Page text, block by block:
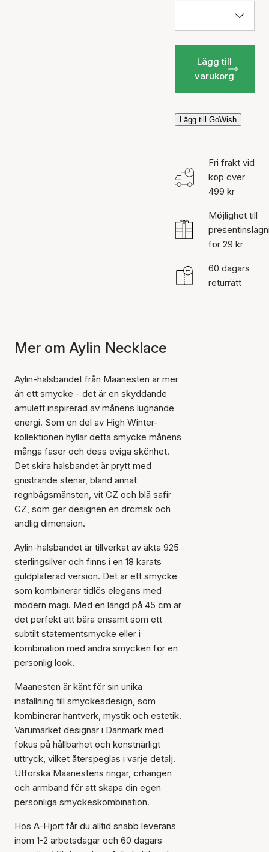
Lägg till
varukorg
Lägg till GoWish
Artikeln har lagts till i
Fri frakt vid
köp över
499 kr
Möjlighet till
för 29 kr
60 dagars
returrätt
Mer om Aylin Necklace
Aylin-halsbandet från Maanesten är mer
än ett smycke - det är en skyddande
amulett inspirerad av månens lugnande
energi. Som en del av High Winter-
kollektionen hyllar detta smycke månens
många faser och dess eviga skönhet.
Det skira halsbandet är prytt med
gnistrande stenar, bland annat
regnbågsmånsten, vit CZ och blå safir
CZ, som ger designen en drömsk och
andlig dimension.
Aylin-halsbandet är tillverkat av äkta 925
sterlingsilver och finns i en 18 karats
guldpläterad version. Det är ett smycke
som kombinerar tidlös elegans med
modern magi. Med en längd på 45 cm är
det perfekt att bära ensamt som ett
subtilt statementsmycke eller i
kombination med andra smycken för en
personlig look.
Maanesten är känt för sin unika
inställning till smyckesdesign, som
kombinerar hantverk, mystik och estetik.
Varumärket designar i Danmark med
fokus på hållbarhet och konstnärligt
uttryck, vilket återspeglas i varje detalj.
Utforska Maanestens ringar, örhängen
och armband för att skapa din egen
personliga smyckeskombination.
Hos A-Hjort får du alltid snabb leverans
inom 1-2 arbetsdagar och 60 dagars